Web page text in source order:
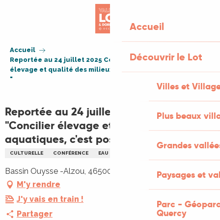
Accueil
Découvrir le Lot
Villes et
Plus beaux
Grandes
Paysages et
Parc -
Quercy
Accueil
Reportée au 24 juillet 2025 Conférence "Concilier
élevage et qualité des milieux aquatiques, c'est possible !
"
Reportée au 24 juillet 2025 Conférence
"Concilier élevage et qualité des milieux
aquatiques, c'est possible ! "
CULTURELLE CONFÉRENCE EAU
Bassin Ouysse -Alzou, 46500 Rocamadour
M'y rendre
J'y vais en train !
Partager